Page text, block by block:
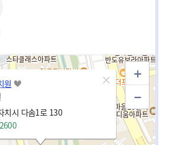
원
치시 다솜1로 130